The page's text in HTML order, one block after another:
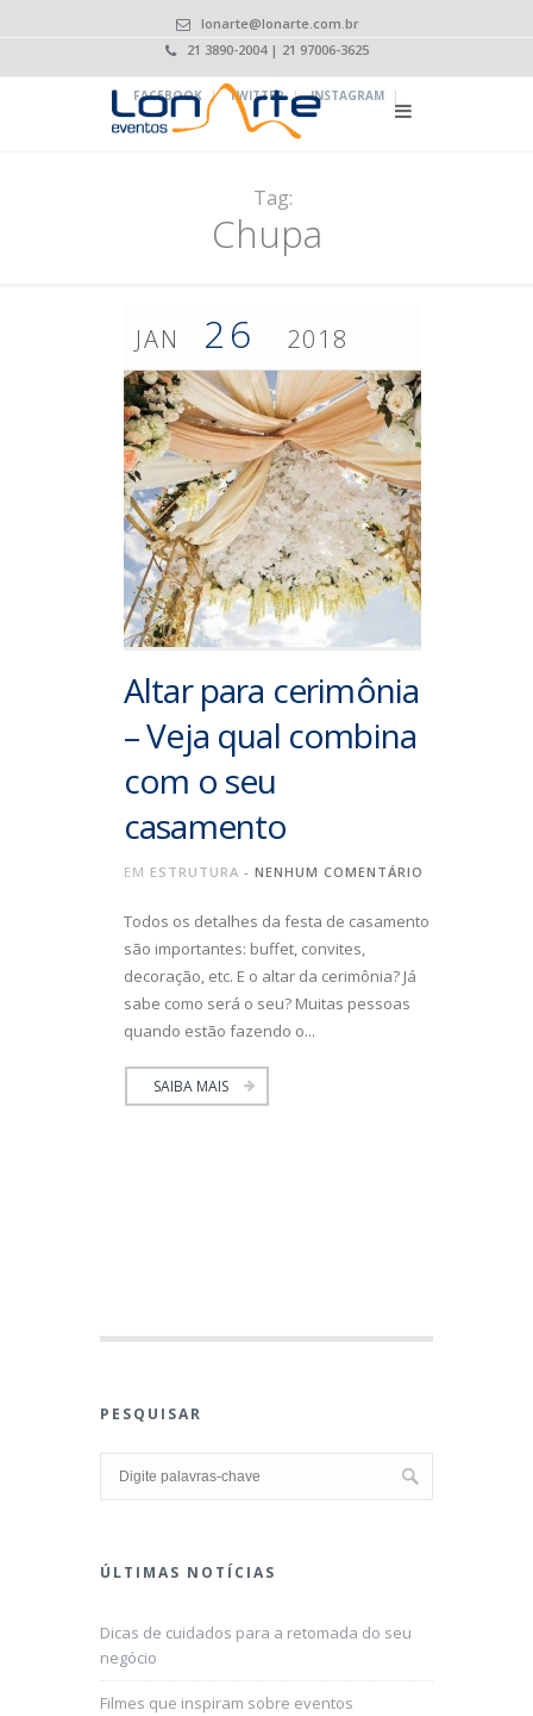
lonarte@lonarte.com.br
21 3890-2004 | 21 97006-3625
FACEBOOK | TWITTER | INSTAGRAM |
Tag:
Chupa
JAN 26 2018
Altar para cerimônia
– Veja qual combina
com o seu
casamento
EM ESTRUTURA - NENHUM COMENTÁRIO
Todos os detalhes da festa de casamento
são importantes: buffet, convites,
decoração, etc. E o altar da cerimônia? Já
sabe como será o seu? Muitas pessoas
quando estão fazendo o...
SAIBA MAIS
PESQUISAR
ÚLTIMAS NOTÍCIAS
Dicas de cuidados para a retomada do seu
negócio
Filmes que inspiram sobre eventos